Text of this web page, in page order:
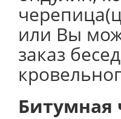
или Вы
заказ
Битумная